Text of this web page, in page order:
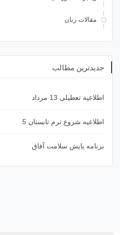
مقالات زبان
جدیدترین مطالب
اطلاعیه تعطیلی 13 مرداد
اطلاعیه شروع ترم تابستان 5
برنامه پایش سلامت آفاق